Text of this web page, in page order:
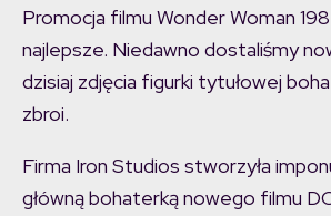
Promocja filmu Wonder Woman
najlepsze. Niedawno dostaliśmy
dzisiaj zdjęcia figurki tytułowej
zbroi.
Firma Iron Studios stworzyła
główną bohaterką nowego filmu